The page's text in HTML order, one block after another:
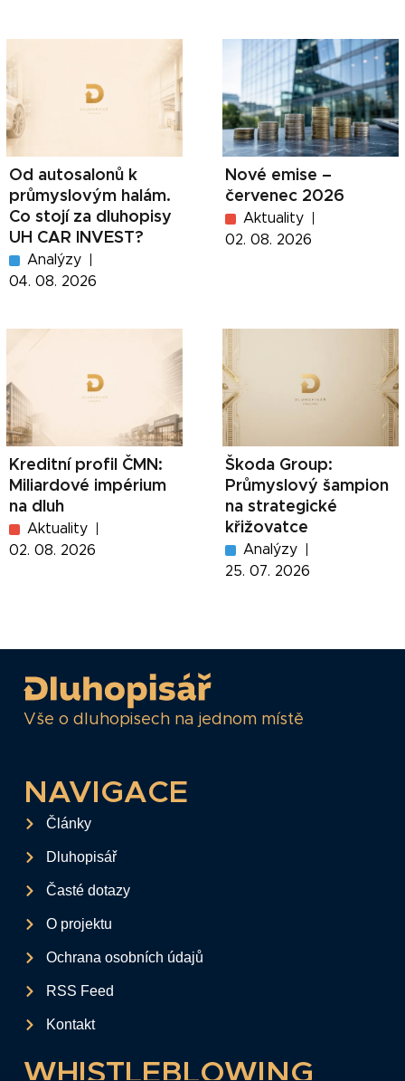
Od autosalonů k
průmyslovým halám.
Co stojí za dluhopisy
UH CAR INVEST?
Analýzy
04. 08. 2026
Nové emise –
červenec 2026
Aktuality
02. 08. 2026
Kreditní profil ČMN:
Miliardové impérium
na dluh
Aktuality
02. 08. 2026
Škoda Group:
Průmyslový šampion
na strategické
křižovatce
Analýzy
25. 07. 2026
Vše o dluhopisech na jednom místě
NAVIGACE
Články
Dluhopisář
Časté dotazy
O projektu
Ochrana osobních údajů
RSS Feed
Kontakt
WHISTLEBLOWING